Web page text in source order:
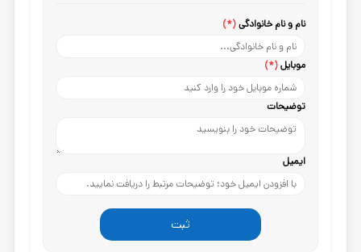
نام و نام خانوادگی(*)
موبایل(*)
توضیحات
ایمیل
ثبت